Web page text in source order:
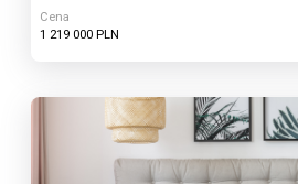
Cena
1 219 000 PLN